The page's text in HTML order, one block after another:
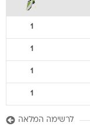
1
1
1
1
לרשימה המלאה